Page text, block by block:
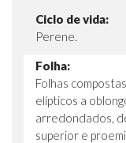
Ciclo de vida:
Perene.
Folha:
Folhas
elípticos a
arredondados,
superior e